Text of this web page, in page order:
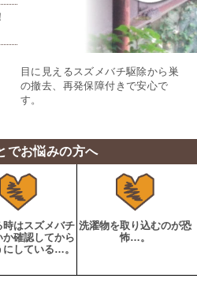
目に見えるスズメバチ駆除から巣
の撤去、再発保障付きで安心で
す。
でお悩みの方へ
時はスズメバチ
か確認してから
している…。
洗濯物を取り込むのが恐
怖…。